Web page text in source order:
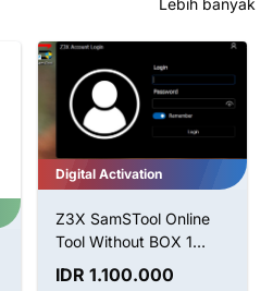
Digital Activation
Z3X SamSTool Online
Tool Without BOX 1
Tahun Aktivasi
IDR 1.100.000